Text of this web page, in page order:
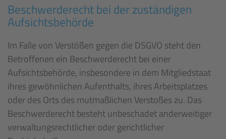
Beschwerde­recht bei der zuständigen
Aufsichts­behörde
Im Falle von Verstößen gegen die DSGVO steht den
Betroffenen ein Beschwerderecht bei einer
Aufsichtsbehörde, insbesondere in dem Mitgliedstaat
ihres gewöhnlichen Aufenthalts, ihres Arbeitsplatzes
oder des Orts des mutmaßlichen Verstoßes zu. Das
Beschwerderecht besteht unbeschadet anderweitiger
verwaltungsrechtlicher oder gerichtlicher